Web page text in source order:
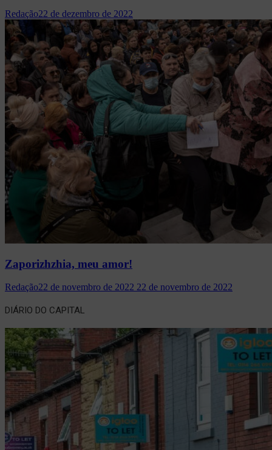
Redação22 de dezembro de 2022
Zaporizhzhia, meu amor!
Redação22 de novembro de 2022 22 de novembro de 2022
DIÁRIO DO CAPITAL